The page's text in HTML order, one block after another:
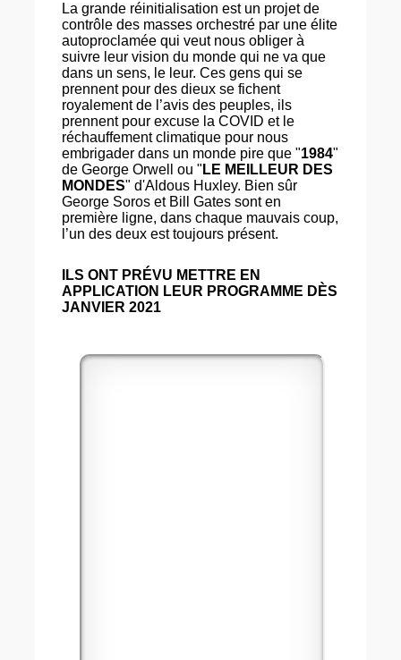
La grande réinitialisation est un projet de
contrôle des masses orchestré par une élite
autoproclamée qui veut nous obliger à
suivre leur vision du monde qui ne va que
dans un sens, le leur. Ces gens qui se
prennent pour des dieux se fichent
royalement de l’avis des peuples, ils
prennent pour excuse la COVID et le
réchauffement climatique pour nous
embrigader dans un monde pire que "1984"
de George Orwell ou " LE MEILLEUR DES
MONDES" d'Aldous Huxley. Bien sûr
George Soros et Bill Gates sont en
première ligne, dans chaque mauvais coup,
l’un des deux est toujours présent.
ILS ONT PRÉVU METTRE EN
APPLICATION LEUR PROGRAMME DÈS
JANVIER 2021